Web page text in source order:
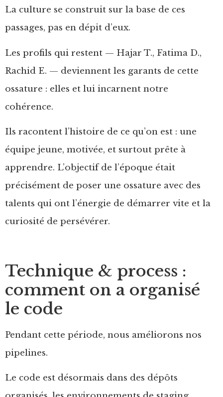
La culture se construit sur la base de ces
passages, pas en dépit d’eux.
Les profils qui restent — Hajar T., Fatima D.,
Rachid E. — deviennent les garants de cette
ossature : elles et lui incarnent notre
cohérence.
Ils racontent l’histoire de ce qu’on est : une
équipe jeune, motivée, et surtout prête à
apprendre. L’objectif de l’époque était
précisément de poser une ossature avec des
talents qui ont l’énergie de démarrer vite et la
curiosité de persévérer.
Technique & process :
comment on a organisé
le code
Pendant cette période, nous améliorons nos
pipelines.
Le code est désormais dans des dépôts